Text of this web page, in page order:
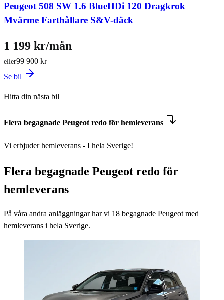
Peugeot 508 SW 1.6 BlueHDi 120 Dragkrok
Mvärme Farthållare S&V-däck
99 900 kr
eller
1 199 kr/mån
Se bil
Hitta din nästa bil
Flera begagnade Peugeot redo för hemleverans
Vi erbjuder hemleverans - I hela Sverige!
Flera begagnade Peugeot redo för
hemleverans
På våra andra anläggningar har vi 18 begagnade Peugeot med
hemleverans i hela Sverige.